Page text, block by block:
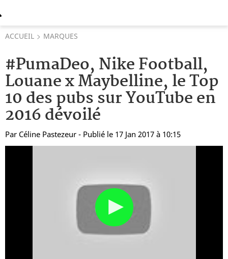
ACCUEIL MARQUES
#PumaDeo, Nike Football,
Louane x Maybelline, le Top
10 des pubs sur YouTube en
2016 dévoilé
Par Céline Pastezeur - Publié le 17 Jan 2017 à 10:15